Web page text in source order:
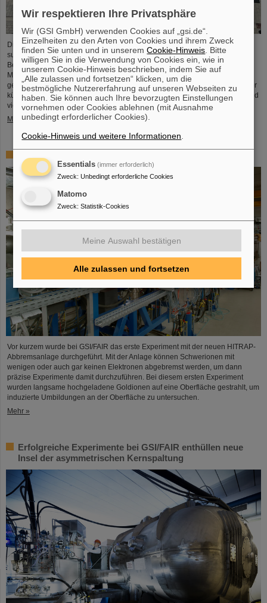
Die erste Komponente des FAIR-Superfragmentseparators Super-FRS, ein
supraleitender Multiplett-Magnet, ist auf das FAIR-Baufeld gebracht worden.
Bei einem Multiplett handelt es sich um eine Kombination verschiedener
Magnettypen (Quadrupol, Sextupol, Oktupol und Steuerdipol), die in einem
gemeinsamen flüssigen Heliumbehälter und Kryostat untergebracht sind. Der
kürzliche Transport der rund fünf Meter langen, zweieinhalb Meter breiten und
vier Meter hohen Komponente mit einem Gewicht von 48 Tonnen…
Mehr »
Vor kurzem wurde bei GSI/FAIR das erste Experiment mit der neuen HITRAP-
Abbremsanlage durchgeführt. Mit der Anlage können Schwerionen mit
wenigen oder auch gar keinen Elektronen abgebremst werden, um dann
präzise Experimente damit durchzuführen. Bei diesem ersten Experiment
wurden langsame hochgeladene Goldionen auf eine Oberfläche gestrahlt, um
induzierte Umbildungen an der Oberfläche zu untersuchen.
Mehr »
Erfolgreiche Experimente bei GSI/FAIR enthüllen neue
Insel der asymmetrischen Kernspaltung
Wir respektieren Ihre Privatsphäre
Wir (GSI GmbH) verwenden Cookies auf „gsi.de“.
Einzelheiten zu den Arten von Cookies und ihrem Zweck
finden Sie unten und in unseremCookie-Hinweis . Bitte
willigen Sie in die Verwendung von Cookies ein, wie in
unserem Cookie-Hinweis beschrieben, indem Sie auf
„Alle zulassen und fortsetzen“ klicken, um die
bestmögliche Nutzererfahrung auf unseren Webseiten zu
haben. Sie können auch Ihre bevorzugten Einstellungen
vornehmen oder Cookies ablehnen (mit Ausnahme
unbedingt erforderlicher Cookies).
Cookie-Hinweis und weitere Informationen
Essentials (immer erforderlich)
Zweck: Unbedingt erforderliche Cookies
Matomo
Zweck: Statistik-Cookies
Meine Auswahl bestätigen
Alle zulassen und fortsetzen